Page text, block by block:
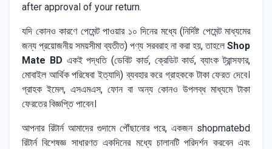
after approval of your return.
যদি কোনও কারণে পেমেন্ট পাওয়ার ১০ দিনের মধ্যে (নির্দিষ্ট পেমেন্ট মাধ্যমের
জন্য প্রয়োজনীয় সময়সীমা ব্যতীত) পণ্য সরবরাহ না করা হয়, তাহলে Shop
Mate BD একই পদ্ধতি (ডেবিট কার্ড, ক্রেডিট কার্ড, ব্যাংক ট্রান্সফার,
মোবাইল আর্থিক পরিষেবা ইত্যাদি) ব্যবহার করে গ্রাহককে টাকা ফেরত দেবে।
গ্রাহক ইমেল, এসএমএস, ফোন বা অন্য কোনও উপলব্ধ মাধ্যমে টাকা
ফেরতের বিজ্ঞপ্তি পাবেন।
আপনার রিটার্ন আমাদের গুদামে পৌঁছানোর পরে, একজন shopmatebd
রিটার্ন বিশেষজ্ঞ সাধারণত একদিনের মধ্যে চালানটি পরিদর্শন করবেন এবং